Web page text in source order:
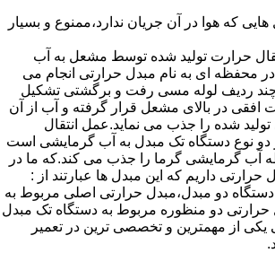
که هوا در آن جریان ندارد،ممنوع و بسیار
حرارت تولید شده توسط مشعل به آب
محفظه ای به نام مبدل حرارتی انجام می
ردیف لوله مسی رفت و برگشتی تشکیل
در بالای مشعل قرار گرفته و آب از آن
شده را جذب می نماید.عمل انتقال
نوع دستگاه تک مبدل به آب گرمایشی است
آب گرمایشی گرما را جذب می کند.که ما در
حرارتی داریم که این مبدل ها عبارتند از :
دستگاه دو مبدل،مبدل حرارتی اصلی مربوط به
حرارتی دو منظوره مربوط به دستگاه تک مبدل
یکی از مهمترین و تخصصی ترین در تعمیر